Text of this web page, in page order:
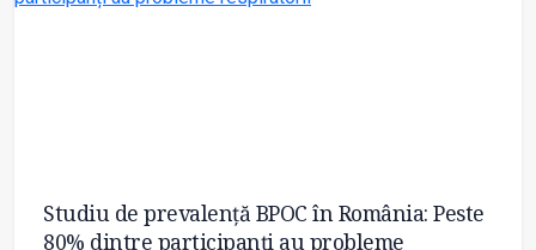
Studiu de prevalență BPOC în România: Peste
80% dintre participanți au probleme